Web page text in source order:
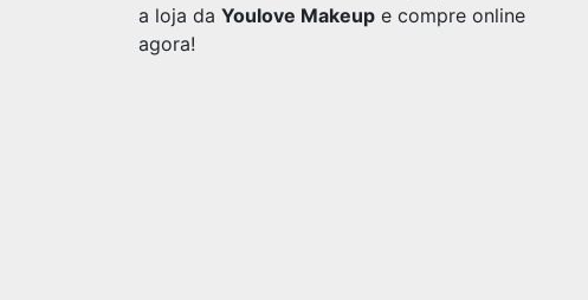
a loja da Youlove Makeup e compre online
agora!